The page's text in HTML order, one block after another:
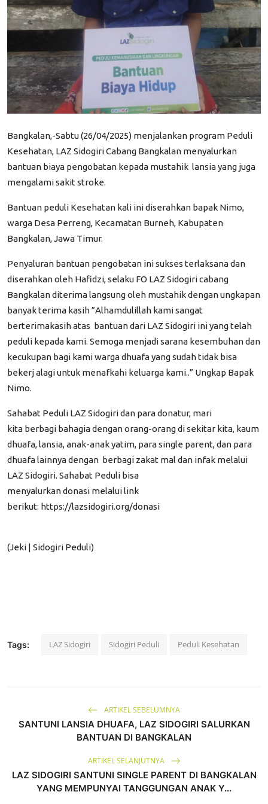
Bangkalan,-Sabtu(26/04/2025) menjalankan program Peduli
Kesehatan, LAZ SidogiriCabang Bangkalan menyalurkan
bantuan biaya pengobatan kepada mustahik lansia yang juga
mengalami sakit stroke.
Bantuan peduli Kesehatan kali ini diserahkan bapak Nimo,
warga Desa Perreng, Kecamatan Burneh, Kabupaten
Bangkalan, Jawa Timur.
Penyaluran bantuan pengobatan ini sukses terlaksana dan
diserahkan oleh Hafidzi, selaku FO LAZ Sidogiri cabang
Bangkalan diterima langsung oleh mustahik dengan ungkapan
banyak terima kasih ”Alhamdulillah kami sangat
berterimakasih atas bantuan dari LAZ Sidogiri ini yang telah
peduli kepada kami. Semoga menjadi sarana kesembuhan dan
kecukupan bagi kami warga dhuafa yang sudah tidak bisa
bekerj alagi untuk menafkahi keluarga kami..” Ungkap Bapak
Nimo.
Sahabat Peduli LAZ Sidogiridan para donatur, mari
kita berbagi bahagia dengan orang-orang di sekitar kita, kaum
dhuafa, lansia, anak-anak yatim, para single parent, dan para
dhuafa lainnya dengan berbagi zakat mal dan infak melalui
LAZ Sidogiri. Sahabat Peduli bisa
menyalurkandonasi melaluilink
berikut: https://lazsidogiri.org/donasi
(Jeki | Sidogiri Peduli)
Tags: LAZ Sidogiri Sidogiri Peduli Peduli Kesehatan
ARTIKEL SEBELUMNYA
SANTUNI LANSIA DHUAFA, LAZ SIDOGIRI SALURKAN
BANTUAN DI BANGKALAN
ARTIKEL SELANJUTNYA
LAZ SIDOGIRI SANTUNI SINGLE PARENT DI BANGKALAN
YANG MEMPUNYAI TANGGUNGAN ANAK Y...